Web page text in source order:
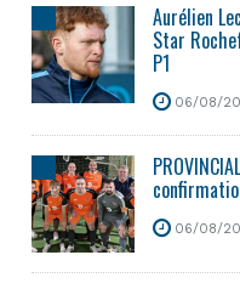
Aurélien
Star
P1
06/08/
06/08/